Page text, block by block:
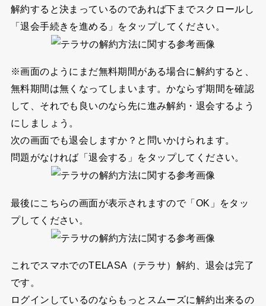
解約すると決まっているのであれば下までスクロールし
「退会手続きを進める」 をタップしてください。
※画面のようにまだ無料期間がある場合に解約すると、
無料期間は無くなってしまいます。かならず期間を確認
して、それでも良いのなら先に進み解約・退会するよう
にしましょう。
次の画面でも退会しますか？と問いかけられます。
問題がなければ 「退会する」 をタップしてください。
最後にこちらの画面が表示されますので「OK」
をタッ
プしてください。
これでスマホでのTELASA（テラサ）解約、退会は完了
です。
ログインしているのならもっとスムーズに解約出来るの